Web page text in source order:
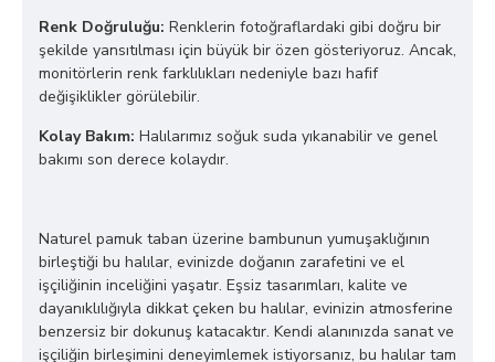
Renk Doğruluğu: Renklerin fotoğraflardaki gibi doğru bir
şekilde yansıtılması için büyük bir özen gösteriyoruz. Ancak,
monitörlerin renk farklılıkları nedeniyle bazı hafif
değişiklikler görülebilir.
Kolay Bakım: Halılarımız soğuk suda yıkanabilir ve genel
bakımı son derece kolaydır.
Naturel pamuk taban üzerine bambunun yumuşaklığının
birleştiği bu halılar, evinizde doğanın zarafetini ve el
işçiliğinin inceliğini yaşatır. Eşsiz tasarımları, kalite ve
dayanıklılığıyla dikkat çeken bu halılar, evinizin atmosferine
benzersiz bir dokunuş katacaktır. Kendi alanınızda sanat ve
işçiliğin birleşimini deneyimlemek istiyorsanız, bu halılar tam